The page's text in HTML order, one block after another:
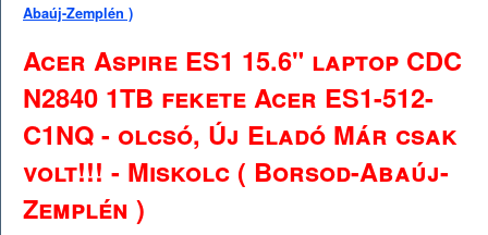
Abaúj-Zemplén )
Acer Aspire ES1 15.6" laptop CDC
N2840 1TB fekete Acer ES1-512-
C1NQ - olcsó, Új Eladó Már csak
volt!!! - Miskolc ( Borsod-Abaúj-
Zemplén )